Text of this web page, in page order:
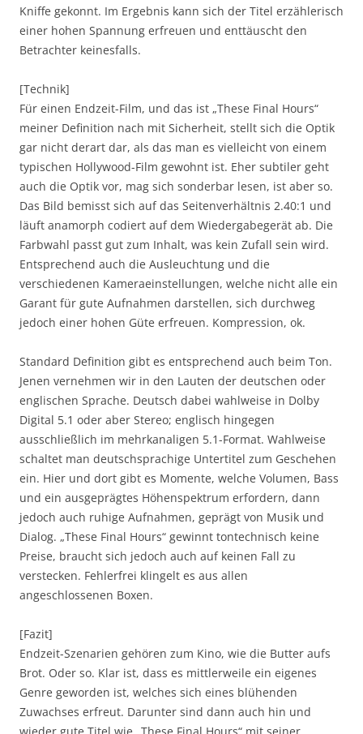
Kniffe gekonnt. Im Ergebnis kann sich der Titel erzählerisch
einer hohen Spannung erfreuen und enttäuscht den
Betrachter keinesfalls.
[Technik]
Für einen Endzeit-Film, und das ist „These Final Hours“
meiner Definition nach mit Sicherheit, stellt sich die Optik
gar nicht derart dar, als das man es vielleicht von einem
typischen Hollywood-Film gewohnt ist. Eher subtiler geht
auch die Optik vor, mag sich sonderbar lesen, ist aber so.
Das Bild bemisst sich auf das Seitenverhältnis 2.40:1 und
läuft anamorph codiert auf dem Wiedergabegerät ab. Die
Farbwahl passt gut zum Inhalt, was kein Zufall sein wird.
Entsprechend auch die Ausleuchtung und die
verschiedenen Kameraeinstellungen, welche nicht alle ein
Garant für gute Aufnahmen darstellen, sich durchweg
jedoch einer hohen Güte erfreuen. Kompression, ok.
Standard Definition gibt es entsprechend auch beim Ton.
Jenen vernehmen wir in den Lauten der deutschen oder
englischen Sprache. Deutsch dabei wahlweise in Dolby
Digital 5.1 oder aber Stereo; englisch hingegen
ausschließlich im mehrkanaligen 5.1-Format. Wahlweise
schaltet man deutschsprachige Untertitel zum Geschehen
ein. Hier und dort gibt es Momente, welche Volumen, Bass
und ein ausgeprägtes Höhenspektrum erfordern, dann
jedoch auch ruhige Aufnahmen, geprägt von Musik und
Dialog. „These Final Hours“ gewinnt tontechnisch keine
Preise, braucht sich jedoch auch auf keinen Fall zu
verstecken. Fehlerfrei klingelt es aus allen
angeschlossenen Boxen.
[Fazit]
Endzeit-Szenarien gehören zum Kino, wie die Butter aufs
Brot. Oder so. Klar ist, dass es mittlerweile ein eigenes
Genre geworden ist, welches sich eines blühenden
Zuwachses erfreut. Darunter sind dann auch hin und